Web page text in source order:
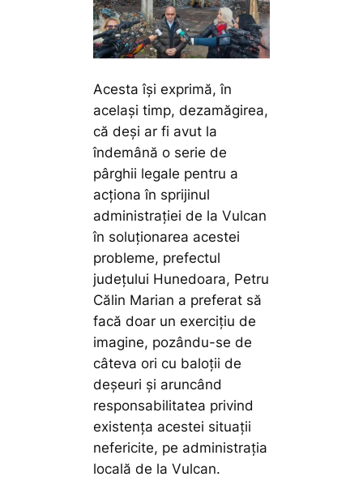
Acesta își exprimă, în
același timp, dezamăgirea,
că deși ar fi avut la
îndemână o serie de
pârghii legale pentru a
acționa în sprijinul
administrației de la Vulcan
în soluționarea acestei
probleme, prefectul
județului Hunedoara, Petru
Călin Marian a preferat să
facă doar un exercițiu de
imagine, pozându-se de
câteva ori cu baloții de
deșeuri și aruncând
responsabilitatea privind
existența acestei situații
nefericite, pe administrația
locală de la Vulcan.